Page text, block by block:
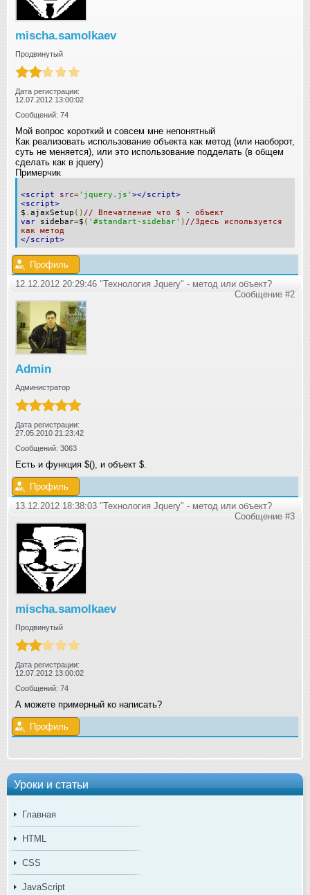
Уроки и статьи
Главная
HTML
CSS
JavaScript
mischa.samolkaev
Продвинутый
Дата регистрации:
12.07.2012 13:00:02
Сообщений: 74
Мой вопрос короткий и совсем мне непонятный
Как реализовать использование объекта как метод (или наоборот,
суть не меняется), или это использование подделать (в общем
сделать как в jquery)
Примерчик
<script src='jquery.js' ></script>
<script>
$ . ajaxSetup () // Впечатление что $ - объект
var sidebar=$ ( '#standart-sidebar' ) //Здесь используется
как метод
</script>
Профиль
12.12.2012 20:29:46 "Технология Jquery" - метод или объект?
Сообщение #2
Admin
Администратор
Дата регистрации:
27.05.2010 21:23:42
Сообщений: 3063
Есть и функция $(), и объект $.
Профиль
13.12.2012 18:38:03 "Технология Jquery" - метод или объект?
Сообщение #3
mischa.samolkaev
Продвинутый
Дата регистрации:
12.07.2012 13:00:02
Сообщений: 74
А можете примерный ко написать?
Профиль